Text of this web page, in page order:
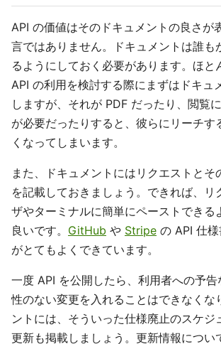
API の価値はそのドキュメントの良さが
言ではありません。ドキュメントは誰も
るようにしておく必要があります。ほと
API の利用を検討する際にまずはドキュ
しますが、それが PDF だったり、閲覧
が必要だったりすると、彼らにリーチす
くなってしまいます。
また、ドキュメントにはリクエストとそ
を記載しておきましょう。できれば、リ
ザやターミナルに簡単にペーストできる
良いです。 GitHub や Stripe の API 仕
がとてもよくできています。
一度 API を公開したら、利用者への予告
性のない変更を入れることはできなくな
ントには、そういった仕様廃止のスケジ
更新も掲載しましょう。更新情報につい